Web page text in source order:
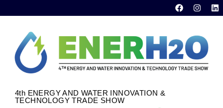
4th ENERGY AND WATER INNOVATION &
TECHNOLOGY TRADE SHOW